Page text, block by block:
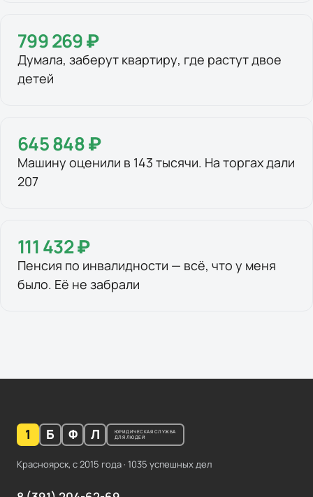
799 269 ₽
Думала, заберут квартиру, где растут двое
детей
645 848 ₽
Машину оценили в 143 тысячи. На торгах дали
207
111 432 ₽
Пенсия по инвалидности — всё, что у меня
было. Её не забрали
1 Б Ф Л
ЮРИДИЧЕСКАЯ СЛУЖБА
ДЛЯ ЛЮДЕЙ
Красноярск, с 2015 года · 1035 успешных дел